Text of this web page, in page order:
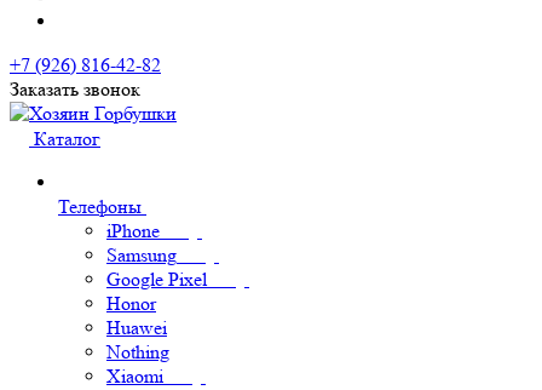
+7 (926) 816-42-82
Заказать звонок
Каталог
Телефоны
iPhone
Samsung
Google Pixel
Honor
Huawei
Nothing
Xiaomi